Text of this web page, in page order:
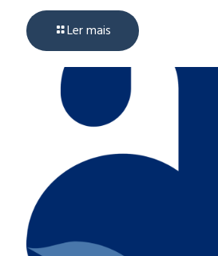
Ler mais